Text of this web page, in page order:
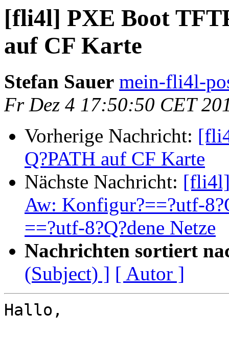
[fli4l] PXE Boot
auf CF Karte
Stefan Sauer mein-fli4l-
Fr Dez 4 17:50:50 CET
Vorherige Nachricht:
Q?PATH auf CF Karte
Nächste Nachricht: [fli4l]
Aw: Konfigur?==?utf-
==?utf-8?Q?dene Netze
Nachrichten sortiert
(Subject) ] [ Autor ]
Hallo,